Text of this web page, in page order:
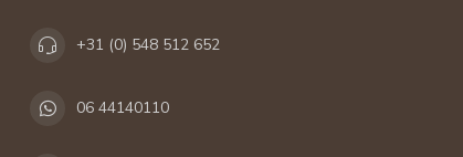
+31 (0) 548 512 652
06 44140110